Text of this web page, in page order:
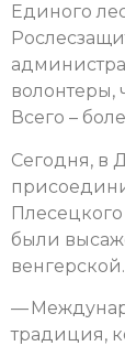
Единого
волонтеры,
Всего –
Сегодня, в
были
венгерской.
—
традиция,